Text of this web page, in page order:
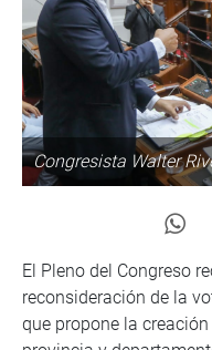
Congresista Walter
El Pleno del Congreso
reconsideración de la
que propone la